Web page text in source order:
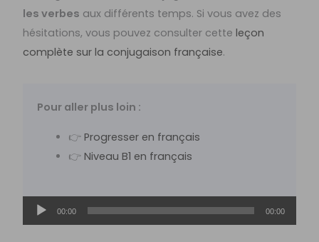
les verbes aux différents temps. Si vous avez des
hésitations, vous pouvez consulter cetteleçon
complète sur la conjugaison française.
Pour aller plus loin :
👉 Progresser en français
👉 Niveau B1 en français
Lecteur
audio
00:00 00:00